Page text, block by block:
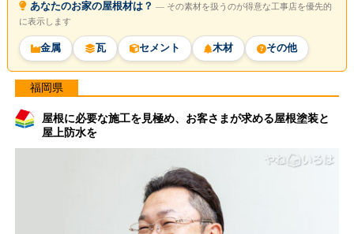
あなたのお家の屋根材は？ ― その素材を扱うのが得意な工事店を優先的
に表示します
金属 瓦 セメント 木材 その他
福岡県
屋根に必要な施工を見極め、お客さまが求める屋根塗装と
屋上防水を